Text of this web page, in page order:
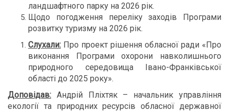
ландшафтного парку на 2026 рік.
Щодо погодження переліку заходів Програми
розвитку туризму на 2026 рік.
Слухали: Про проект рішення обласної ради «Про
виконання Програми охорони навколишнього
природного середовища Івано-Франківської
області до 2025 року».
Доповідав: Андрій Пліхтяк – начальник управління
екології та природних ресурсів обласної державної